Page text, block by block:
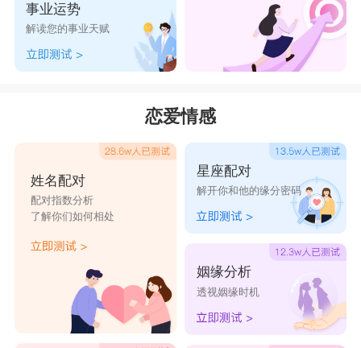
事业运势
解读您的事业天赋
恋爱情感
姓名配对
配对指数分析
了解你们如何相处
星座配对
解开你和他的缘分密码
姻缘分析
透视姻缘时机